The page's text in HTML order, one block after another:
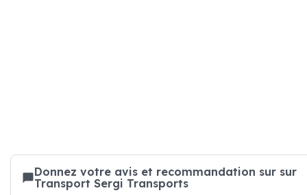
Donnez votre avis et recommandation sur sur
Transport Sergi Transports